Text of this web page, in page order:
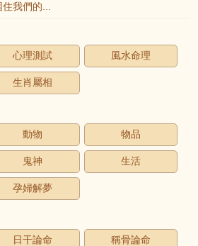
我們的...
心理測試 風水命理
生肖屬相
動物 物品
鬼神 生活
孕婦解夢
日干論命 稱骨論命